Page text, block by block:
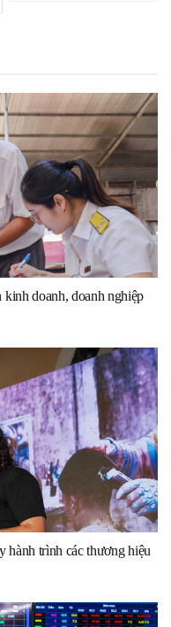
doanh, doanh nghiệp
hành trình các thương hiệu